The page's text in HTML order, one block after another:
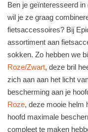
Ben je geïnteresseerd
wil je ze graag
fietsaccessoires? Bij
assortiment aan
sokken. Zo hebben we
Roze/Zwart, deze bril
zich aan aan het licht
bescherming aan je
Roze, deze mooie helm
hoofd maximale
compleet te maken